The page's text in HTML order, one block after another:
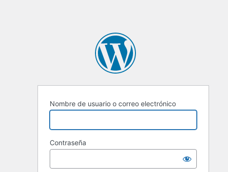
Nombre de usuario o correo electrónico
Contraseña